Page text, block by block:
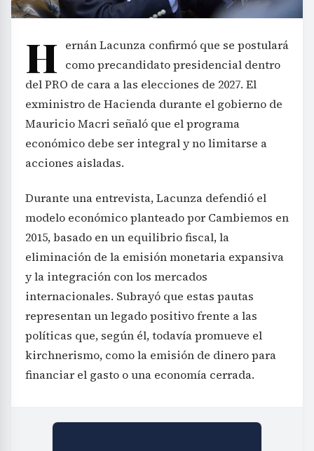
H ernán Lacunza confirmó que se postulará
como precandidato presidencial dentro
del PRO de cara a las elecciones de 2027. El
exministro de Hacienda durante el gobierno de
Mauricio Macri señaló que el programa
económico debe ser integral y no limitarse a
acciones aisladas.
Durante una entrevista, Lacunza defendió el
modelo económico planteado por Cambiemos en
2015, basado en un equilibrio fiscal, la
eliminación de la emisión monetaria expansiva
y la integración con los mercados
internacionales. Subrayó que estas pautas
representan un legado positivo frente a las
políticas que, según él, todavía promueve el
kirchnerismo, como la emisión de dinero para
financiar el gasto o una economía cerrada.